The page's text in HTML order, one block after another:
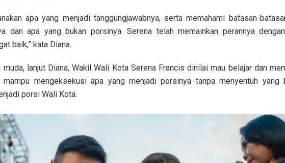
apa yang menjadi tanggungjawabnya, serta memahami batasan-
dan apa yang bukan porsinya. Serena telah memainkan perannya
baik,” kata Diana.
lanjut Diana, Wakil Wali Kota Serena Francis dinilai mau belajar dan
mengeksekusi apa yang menjadi porsinya tanpa menyentuh yang
porsi Wali Kota.